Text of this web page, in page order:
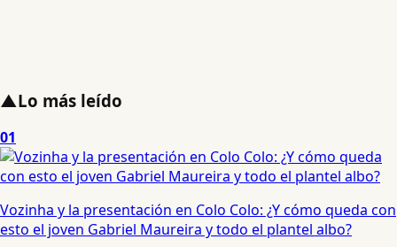
▲Lo más leído
01
Vozinha y la presentación en Colo Colo: ¿Y cómo queda con
esto el joven Gabriel Maureira y todo el plantel albo?